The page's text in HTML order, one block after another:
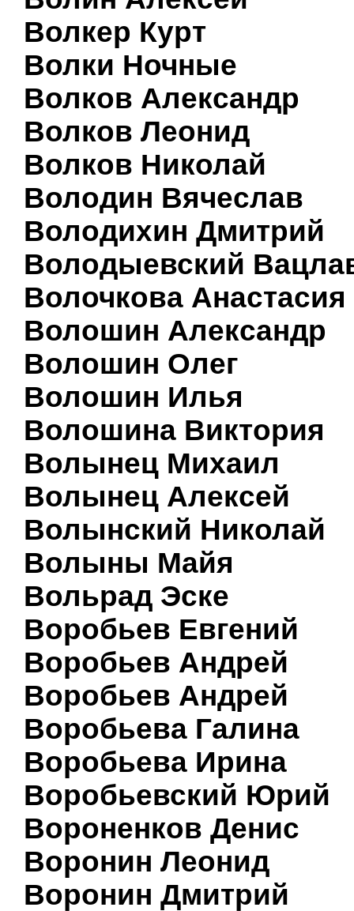
Волкер Курт
Волки Ночные
Волков Александр
Волков Леонид
Волков Николай
Володин Вячеслав
Володихин Дмитрий
Володыевский
Волочкова Анастасия
Волошин Александр
Волошин Олег
Волошин Илья
Волошина Виктория
Волынец Михаил
Волынец Алексей
Волынский Николай
Волыны Майя
Вольрад Эске
Воробьев Евгений
Воробьев Андрей
Воробьев Андрей
Воробьева Галина
Воробьева Ирина
Воробьевский Юрий
Вороненков Денис
Воронин Леонид
Воронин Дмитрий